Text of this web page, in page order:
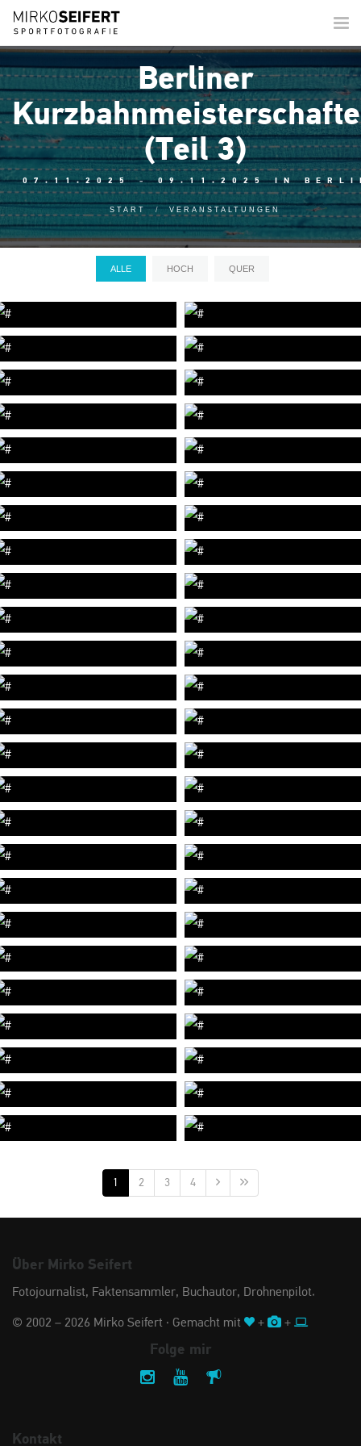
Berliner
(Teil 3)
07.11.2025 - 09.11.2025 IN
START VERANSTALTUNGEN
ALLE HOCH QUER
1 2 3 4
Über Mirko Seifert
Fotojournalist, Faktensammler, Buchautor, Drohnenpilot.
© 2002 – 2026 Mirko Seifert · Gemacht mit + +
Folge mir
Kontakt